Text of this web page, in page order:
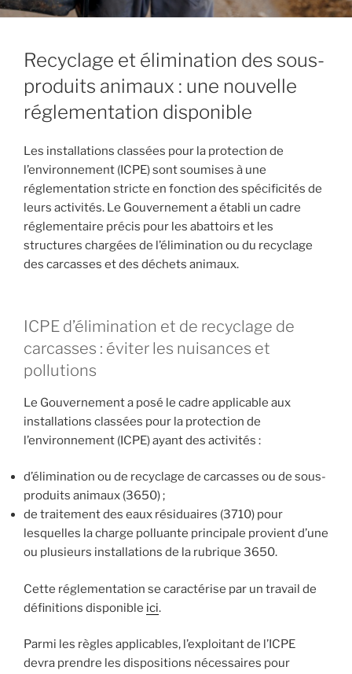
Recyclage et élimination des sous-
produits animaux : une nouvelle
réglementation disponible
Les installations classées pour la protection de
l’environnement (ICPE) sont soumises à une
réglementation stricte en fonction des spécificités de
leurs activités. Le Gouvernement a établi un cadre
réglementaire précis pour les abattoirs et les
structures chargées de l’élimination ou du recyclage
des carcasses et des déchets animaux.
ICPE d’élimination et de recyclage de
carcasses : éviter les nuisances et
pollutions
Le Gouvernement a posé le cadre applicable aux
installations classées pour la protection de
l’environnement (ICPE) ayant des activités :
d’élimination ou de recyclage de carcasses ou de sous-
produits animaux (3650) ;
de traitement des eaux résiduaires (3710) pour
lesquelles la charge polluante principale provient d’une
ou plusieurs installations de la rubrique 3650.
Cette réglementation se caractérise par un travail de
définitions disponible ici.
Parmi les règles applicables, l’exploitant de l’ICPE
devra prendre les dispositions nécessaires pour